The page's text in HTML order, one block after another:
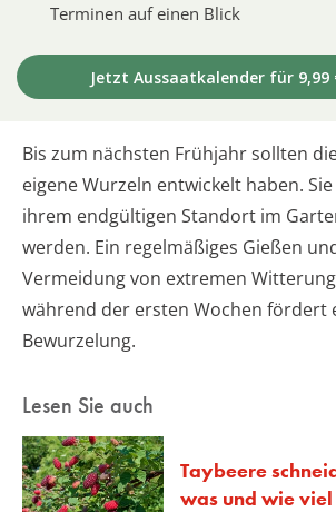
Terminen auf einen Blick
Jetzt Aussaatkalender für 9,99
Bis zum nächsten Frühjahr sollten
eigene Wurzeln entwickelt haben.
ihrem endgültigen Standort im
werden. Ein regelmäßiges Gießen
Vermeidung von extremen
während der ersten Wochen fördert
Bewurzelung.
Lesen Sie auch
Taybeere
was und wie viel